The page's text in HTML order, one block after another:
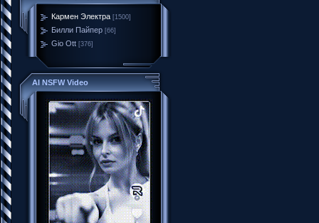
Кармен Электра [1500]
Билли Пайпер [66]
Gio Ott [376]
AI NSFW Video